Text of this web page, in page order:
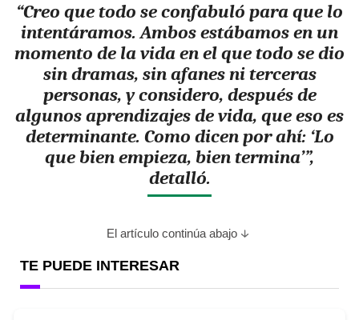
“Creo que todo se confabuló para que lo
intentáramos. Ambos estábamos en un
momento de la vida en el que todo se dio
sin dramas, sin afanes ni terceras
personas, y considero, después de
algunos aprendizajes de vida, que eso es
determinante. Como dicen por ahí: ‘Lo
que bien empieza, bien termina’”,
detalló.
El artículo continúa abajo
TE PUEDE INTERESAR